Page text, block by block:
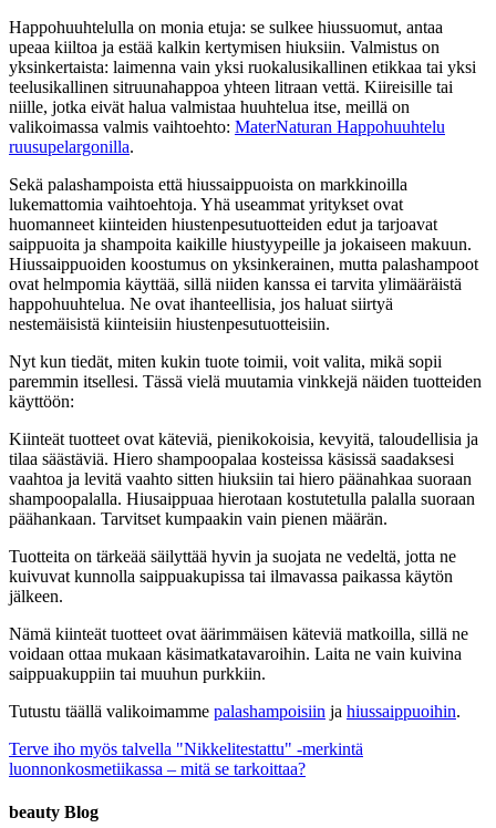
Happohuuhtelulla on monia etuja: se sulkee hiussuomut, antaa
upeaa kiiltoa ja estää kalkin kertymisen hiuksiin. Valmistus on
yksinkertaista: laimenna vain yksi ruokalusikallinen etikkaa tai yksi
teelusikallinen sitruunahappoa yhteen litraan vettä. Kiireisille tai
niille, jotka eivät halua valmistaa huuhtelua itse, meillä on
valikoimassa valmis vaihtoehto: MaterNaturan Happohuuhtelu
ruusupelargonilla.
Sekä palashampoista että hiussaippuoista on markkinoilla
lukemattomia vaihtoehtoja. Yhä useammat yritykset ovat
huomanneet kiinteiden hiustenpesutuotteiden edut ja tarjoavat
saippuoita ja shampoita kaikille hiustyypeille ja jokaiseen makuun.
Hiussaippuoiden koostumus on yksinkerainen, mutta palashampoot
ovat helmpomia käyttää, sillä niiden kanssa ei tarvita ylimääräistä
happohuuhtelua. Ne ovat ihanteellisia, jos haluat siirtyä
nestemäisistä kiinteisiin hiustenpesutuotteisiin.
Nyt kun tiedät, miten kukin tuote toimii, voit valita, mikä sopii
paremmin itsellesi. Tässä vielä muutamia vinkkejä näiden tuotteiden
käyttöön:
Kiinteät tuotteet ovat käteviä, pienikokoisia, kevyitä, taloudellisia ja
tilaa säästäviä. Hiero shampoopalaa kosteissa käsissä saadaksesi
vaahtoa ja levitä vaahto sitten hiuksiin tai hiero päänahkaa suoraan
shampoopalalla. Hiusaippuaa hierotaan kostutetulla palalla suoraan
päähankaan. Tarvitset kumpaakin vain pienen määrän.
Tuotteita on tärkeää säilyttää hyvin ja suojata ne vedeltä, jotta ne
kuivuvat kunnolla saippuakupissa tai ilmavassa paikassa käytön
jälkeen.
Nämä kiinteät tuotteet ovat äärimmäisen käteviä matkoilla, sillä ne
voidaan ottaa mukaan käsimatkatavaroihin. Laita ne vain kuivina
saippuakuppiin tai muuhun purkkiin.
Tutustu täällä valikoimamme palashampoisiin ja hiussaippuoihin.
Terve iho myös talvella "Nikkelitestattu" -merkintä
luonnonkosmetiikassa – mitä se tarkoittaa?
beauty Blog